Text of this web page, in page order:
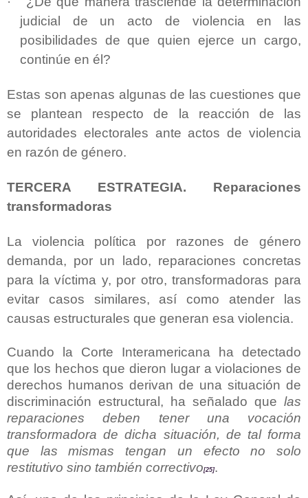
judicial de un acto de violencia en las
posibilidades de que quien ejerce un cargo,
continúe en él?
Estas son apenas algunas de las cuestiones que
se plantean respecto de la reacción de las
autoridades electorales ante actos de violencia
en razón de género.
TERCERA ESTRATEGIA. Reparaciones
transformadoras
La violencia política por razones de género
demanda, por un lado, reparaciones concretas
para la víctima y, por otro, transformadoras para
evitar casos similares, así como atender las
causas estructurales que generan esa violencia.
Cuando la Corte Interamericana ha detectado
que los hechos que dieron lugar a violaciones de
derechos humanos derivan de una situación de
discriminación estructural, ha señalado que las
reparaciones deben tener una vocación
transformadora de dicha situación, de tal forma
que las mismas tengan un efecto no solo
restitutivo sino también correctivo[25].